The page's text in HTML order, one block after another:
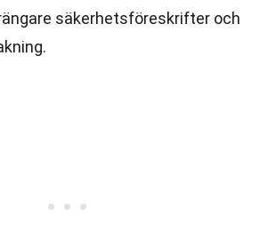
säkerhetsföreskrifter och